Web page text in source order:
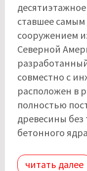
ставшее
сооружением
Северной
совместно с
расположен в
полностью
древесины
бетонного
читать далее